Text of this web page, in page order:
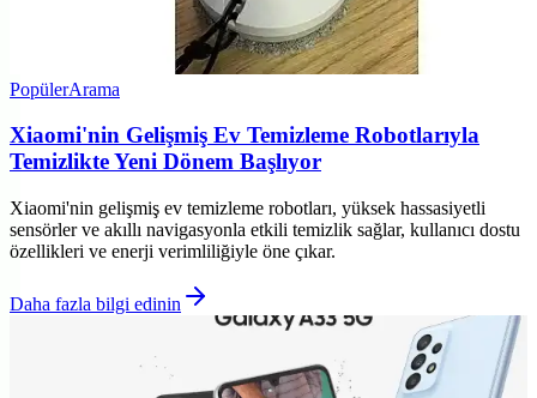
PopülerArama
Xiaomi'nin Gelişmiş Ev Temizleme Robotlarıyla
Temizlikte Yeni Dönem Başlıyor
Xiaomi'nin gelişmiş ev temizleme robotları, yüksek hassasiyetli
sensörler ve akıllı navigasyonla etkili temizlik sağlar, kullanıcı dostu
özellikleri ve enerji verimliliğiyle öne çıkar.
Daha fazla bilgi edinin